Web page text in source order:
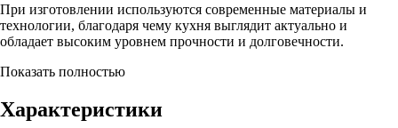
При изготовлении используются современные материалы и
технологии, благодаря чему кухня выглядит актуально и
обладает высоким уровнем прочности и долговечности.
Показать полностью
Характеристики